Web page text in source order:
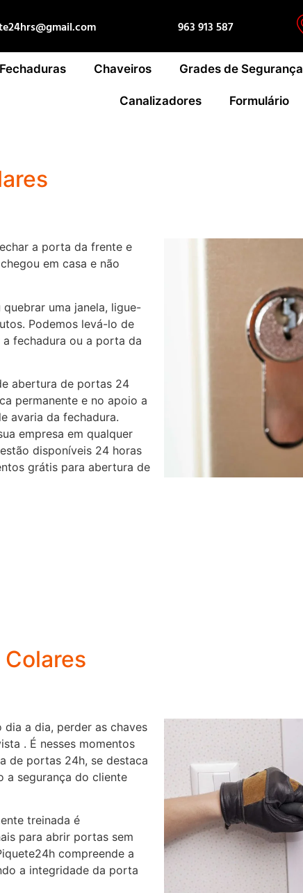
963 913 587
Chaveiros Grades de Segurança
Canalizadores Formulário
a porta da frente e
em casa e não
uma janela, ligue-
Podemos levá-lo de
fechadura ou a porta da
abertura de portas 24
permanente e no apoio a
avaria da fechadura.
empresa em qualquer
disponíveis 24 horas
grátis para abertura de
a dia, perder as chaves
. É nesses momentos
de portas 24h, se destaca
a segurança do cliente
treinada é
para abrir portas sem
compreende a
a integridade da porta